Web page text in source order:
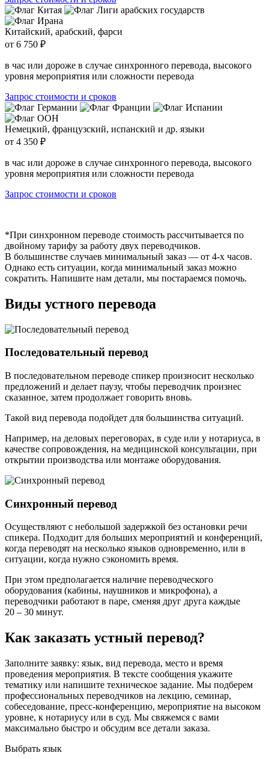
Китайский, арабский, фарси
от 6 750 ₽
в час или дороже в случае синхронного перевода, высокого
уровня мероприятия или сложности перевода
Запрос стоимости и сроков
Немецкий, французский, испанский и др. языки
от 4 350 ₽
в час или дороже в случае синхронного перевода, высокого
уровня мероприятия или сложности перевода
Запрос стоимости и сроков
*При синхронном переводе стоимость рассчитывается по
двойному тарифу за работу двух переводчиков.
В большинстве случаев минимальный заказ — от 4-х часов.
Однако есть ситуации, когда минимальный заказ можно
сократить. Напишите нам детали, мы постараемся помочь.
Виды устного перевода
Последовательный перевод
В последовательном переводе спикер произносит несколько
предложений и делает паузу, чтобы переводчик произнес
сказанное, затем продолжает говорить вновь.
Такой вид перевода подойдет для большинства ситуаций.
Например, на деловых переговорах, в суде или у нотариуса, в
качестве сопровождения, на медицинской консультации, при
открытии производства или монтаже оборудования.
Синхронный перевод
Осуществляют с небольшой задержкой без остановки речи
спикера. Подходит для больших мероприятий и конференций,
когда переводят на несколько языков одновременно, или в
ситуации, когда нужно сэкономить время.
При этом предполагается наличие переводческого
оборудования (кабины, наушников и микрофона), а
переводчики работают в паре, сменяя друг друга каждые
20 – 30 минут.
Как заказать устный перевод?
Заполните заявку: язык, вид перевода, место и время
проведения мероприятия. В тексте сообщения укажите
тематику или напишите техническое задание. Мы подберем
профессиональных переводчиков на лекцию, семинар,
собеседование, пресс-конференцию, мероприятие на высоком
уровне, к нотариусу или в суд. Мы свяжемся с вами
максимально быстро и обсудим все детали заказа.
Выбрать язык